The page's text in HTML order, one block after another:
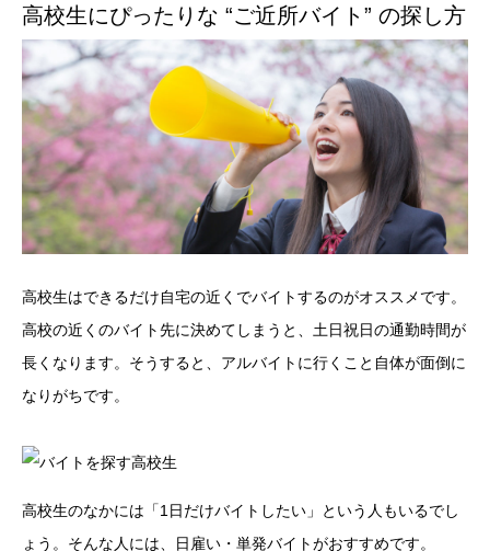
高校生にぴったりな “ご近所バイト” の探し方
高校生はできるだけ自宅の近くでバイトするのがオススメです。
高校の近くのバイト先に決めてしまうと、土日祝日の通勤時間が
長くなります。そうすると、アルバイトに行くこと自体が面倒に
なりがちです。
高校生のなかには「1日だけバイトしたい」という人もいるでし
ょう。そんな人には、日雇い・単発バイトがおすすめです。